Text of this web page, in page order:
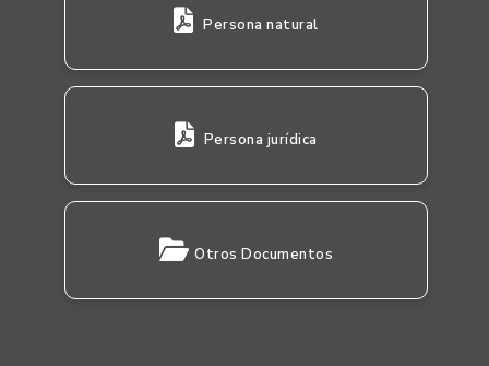
Persona natural
Persona jurídica
Otros Documentos